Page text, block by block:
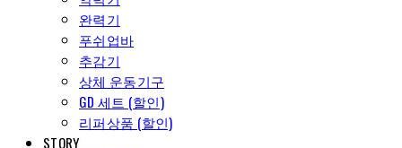
완력기
푸쉬업바
추감기
상체 운동기구
GD 세트 (할인)
리퍼상품 (할인)
STORY